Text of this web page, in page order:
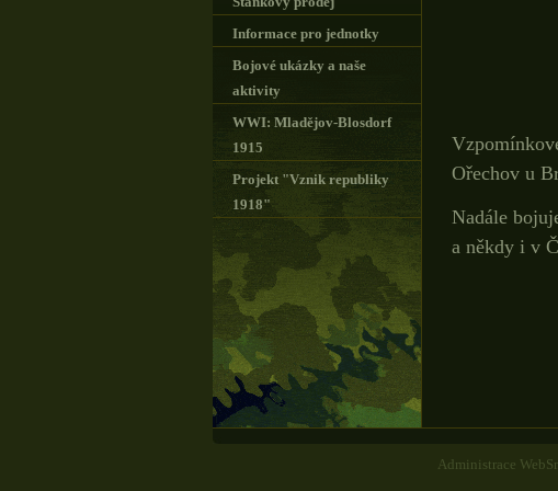
Ořechov u
Nadále
a někdy i v
Informace pro jednotky
Bojové ukázky a naše
aktivity
WWI: Mladějov-Blosdorf
1915
Projekt "Vznik republiky
1918"
Administrace